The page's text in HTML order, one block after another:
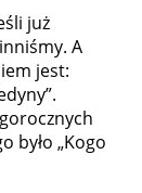
już
A
jest:
było „Kogo